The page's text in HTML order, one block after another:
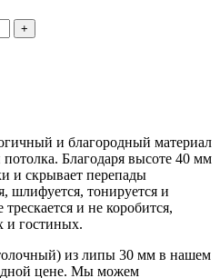
и благородный материал
Благодаря высоте 40 мм
и скрывает перепады
шлифуется, тонируется и
и не коробится,
и гостиных.
из липы 30 мм в нашем
цене. Мы можем